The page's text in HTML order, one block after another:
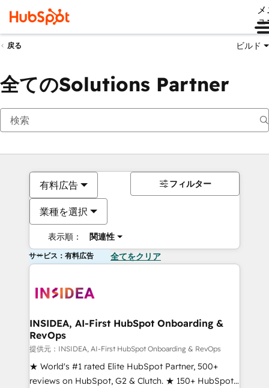
ュ
戻る ビルド
全てのSolutions Partner
有料広告
業種を選択
表示順： 関連性
フィルター
サービス：有料広告 全てをクリア
INSIDEA, AI-First HubSpot Onboarding &
RevOps
提供元：INSIDEA, AI-First HubSpot Onboarding & RevOps
★ World's #1 rated Elite HubSpot Partner, 500+
reviews on HubSpot, G2 & Clutch. ★ 150+ HubSpot